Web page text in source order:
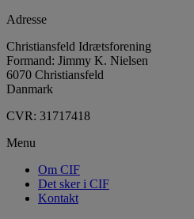
Adresse
Christiansfeld Idrætsforening
Formand: Jimmy K. Nielsen
6070 Christiansfeld
Danmark
CVR: 31717418
Menu
Om CIF
Det sker i CIF
Kontakt